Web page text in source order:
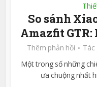
So sánh
Amazfit GTR:
Thêm phản hồi Tác
Một trong số những
ưa chuộng nhất